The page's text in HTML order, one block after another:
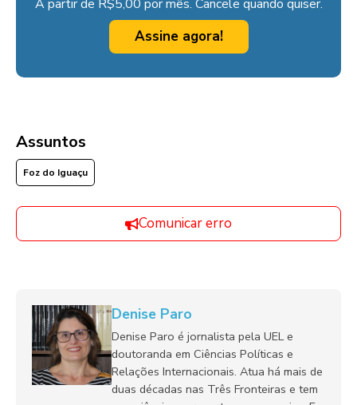
A partir de R$5,00 por mês. Cancele quando quiser.
Assine agora!
Assuntos
Foz do Iguaçu
Comunicar erro
Denise Paro
Denise Paro é jornalista pela UEL e
doutoranda em Ciências Políticas e
Relações Internacionais. Atua há mais de
duas décadas nas Três Fronteiras e tem